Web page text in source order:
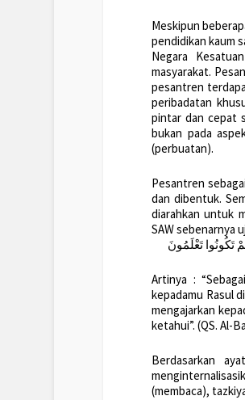
Meskipun
pendidikan kaum
Negara
masyarakat.
pesantren
peribadatan
pintar dan cepat
bukan pada
(perbuatan).
Pesantren
dan dibentuk.
diarahkan untuk
SAW sebenarnya
تَكُونُوا تَعْلَمُونَ
Artinya :
kepadamu Rasul
mengajarkan
ketahui”. (QS. Al-
Berdasarkan
(membaca),